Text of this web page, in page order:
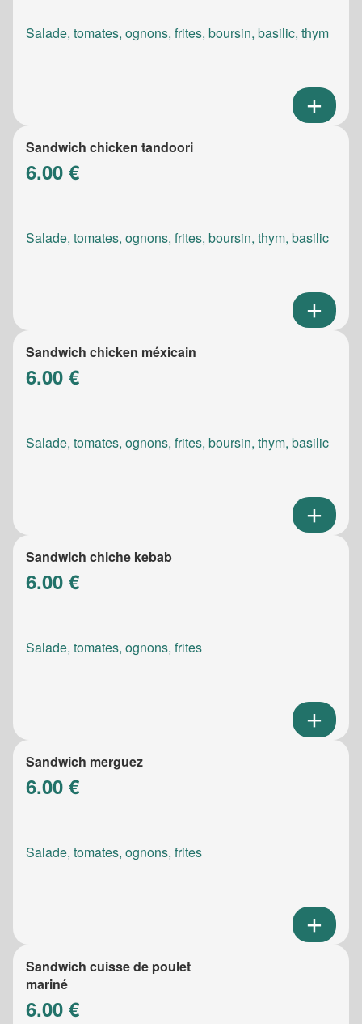
Salade, tomates, ognons, frites, boursin, basilic, thym
Sandwich chicken tandoori
6.00 €
Salade, tomates, ognons, frites, boursin, thym, basilic
Sandwich chicken méxicain
6.00 €
Salade, tomates, ognons, frites, boursin, thym, basilic
Sandwich chiche kebab
6.00 €
Salade, tomates, ognons, frites
Sandwich merguez
6.00 €
Salade, tomates, ognons, frites
Sandwich cuisse de poulet
mariné
6.00 €